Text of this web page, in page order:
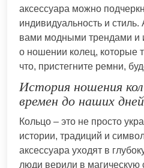
аксессуара можно
индивидуальность и
вами модными трендами и
о ношении колец, которые
что, пристегните ремни,
История ношения
времен до наших дней
Кольцо – это не просто
истории, традиций и
аксессуара уходят в
люди верили в магическую